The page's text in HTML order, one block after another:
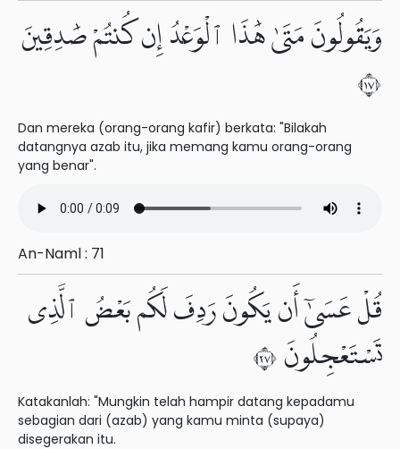
وَيَقُولُونَ مَتَىٰ هَٰذَا ٱلْوَعْدُ إِن كُنتُمْ صَٰدِقِينَ
٧١
Dan mereka (orang-orang kafir) berkata: "Bilakah
datangnya azab itu, jika memang kamu orang-orang
yang benar".
An-Naml : 71
قُلْ عَسَىٰٓ أَن يَكُونَ رَدِفَ لَكُم بَعْضُ ٱلَّذِى
تَسْتَعْجِلُونَ ٧٢
Katakanlah: "Mungkin telah hampir datang kepadamu
sebagian dari (azab) yang kamu minta (supaya)
disegerakan itu.